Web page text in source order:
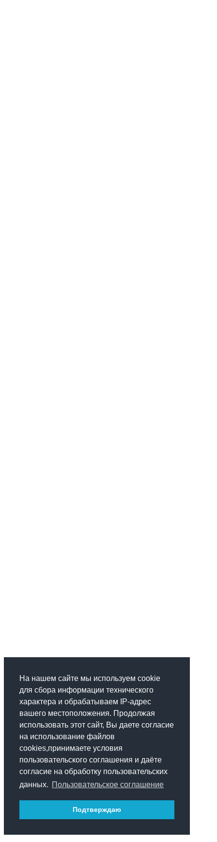
На нашем сайте мы используем cookie
для сбора информации технического
характера и обрабатываем IP-адрес
вашего местоположения. Продолжая
использовать этот сайт, Вы даете согласие
на использование файлов
cookies,принимаете условия
пользовательского соглашения и даёте
согласие на обработку пользовательских
данных. Пользовательское соглашение
Подтверждаю